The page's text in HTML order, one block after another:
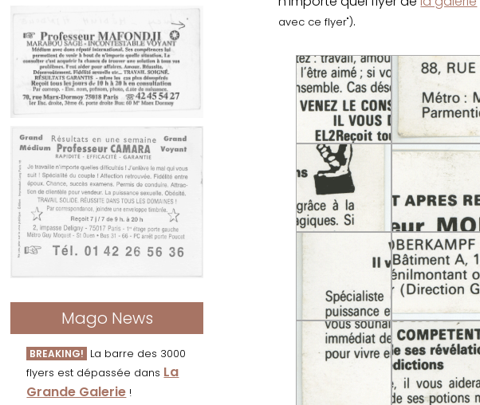
Mago News
BREAKING! La barre des 3000
flyers est dépassée dans La
Grande Galerie !
avec ce flyer").